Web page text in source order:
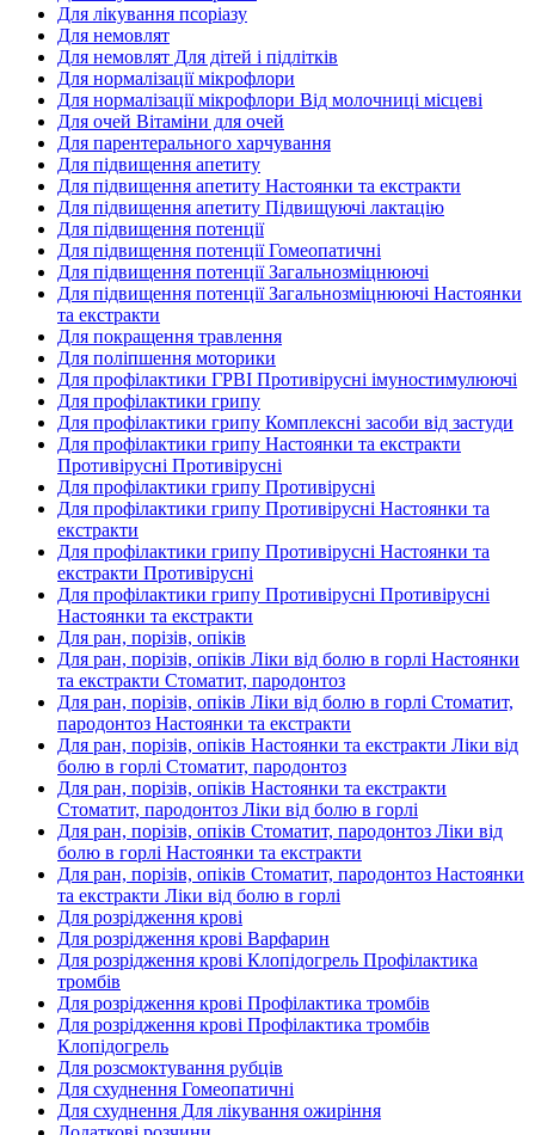
Для лікування псоріазу
Для немовлят
Для немовлят Для дітей і підлітків
Для нормалізації мікрофлори
Для нормалізації мікрофлори Від молочниці місцеві
Для очей Вітаміни для очей
Для парентерального харчування
Для підвищення апетиту
Для підвищення апетиту Настоянки та екстракти
Для підвищення апетиту Підвищуючі лактацію
Для підвищення потенції
Для підвищення потенції Гомеопатичні
Для підвищення потенції Загальнозміцнюючі
Для підвищення потенції Загальнозміцнюючі Настоянки
та екстракти
Для покращення травлення
Для поліпшення моторики
Для профілактики ГРВІ Противірусні імуностимулюючі
Для профілактики грипу
Для профілактики грипу Комплексні засоби від застуди
Для профілактики грипу Настоянки та екстракти
Противірусні Противірусні
Для профілактики грипу Противірусні
Для профілактики грипу Противірусні Настоянки та
екстракти
Для профілактики грипу Противірусні Настоянки та
екстракти Противірусні
Для профілактики грипу Противірусні Противірусні
Настоянки та екстракти
Для ран, порізів, опіків
Для ран, порізів, опіків Ліки від болю в горлі Настоянки
та екстракти Стоматит, пародонтоз
Для ран, порізів, опіків Ліки від болю в горлі Стоматит,
пародонтоз Настоянки та екстракти
Для ран, порізів, опіків Настоянки та екстракти Ліки від
болю в горлі Стоматит, пародонтоз
Для ран, порізів, опіків Настоянки та екстракти
Стоматит, пародонтоз Ліки від болю в горлі
Для ран, порізів, опіків Стоматит, пародонтоз Ліки від
болю в горлі Настоянки та екстракти
Для ран, порізів, опіків Стоматит, пародонтоз Настоянки
та екстракти Ліки від болю в горлі
Для розрідження крові
Для розрідження крові Варфарин
Для розрідження крові Клопідогрель Профілактика
тромбів
Для розрідження крові Профілактика тромбів
Для розрідження крові Профілактика тромбів
Клопідогрель
Для розсмоктування рубців
Для схуднення Гомеопатичні
Для схуднення Для лікування ожиріння